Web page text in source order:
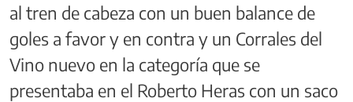
al tren de cabeza con un buen balance de
goles a favor y en contra y un Corrales del
Vino nuevo en la categoría que se
presentaba en el Roberto Heras con un saco